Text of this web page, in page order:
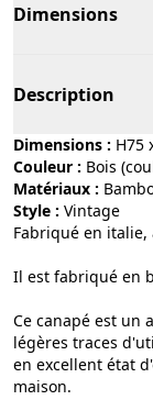
Dimensions
Description
Dimensions : H75
Couleur :
bois
Matériaux :
Style :
vintage
Fabriqué en italie,
Il est fabriqué en
Ce canapé est un
légères traces
en excellent état
maison.